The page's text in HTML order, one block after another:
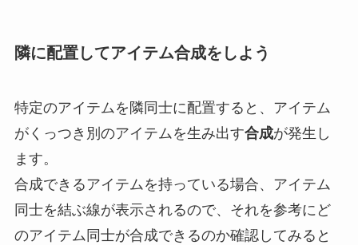
隣に配置してアイテム合成をしよう
特定のアイテムを隣同士に配置すると、アイテム
がくっつき別のアイテムを生み出す合成が発生し
ます。
合成できるアイテムを持っている場合、アイテム
同士を結ぶ線が表示されるので、それを参考にど
のアイテム同士が合成できるのか確認してみると